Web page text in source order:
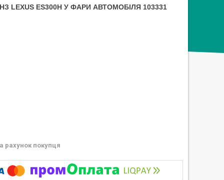
LEXUS ES300H У ФАРИ АВТОМОБІЛЯ 103331
рахунок покупця